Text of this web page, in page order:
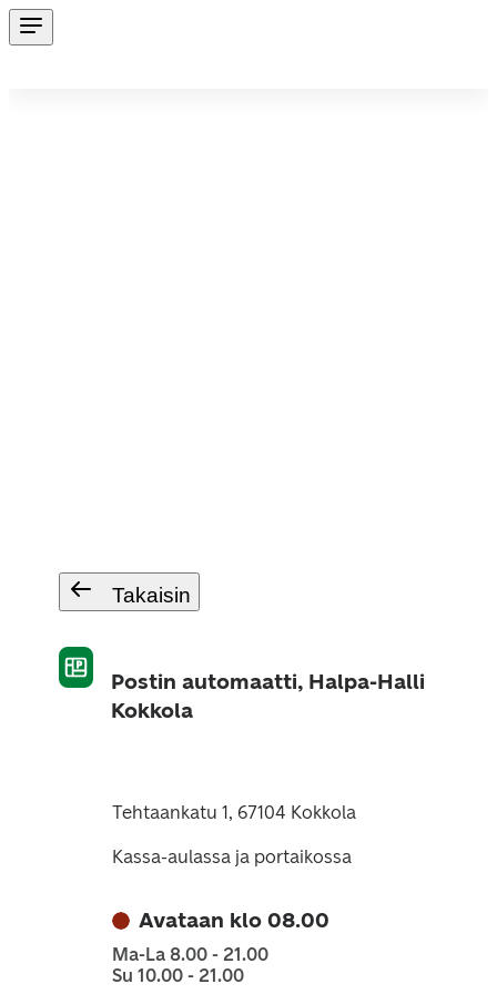
Takaisin
Postin automaatti, Halpa-Halli
Kokkola
Tehtaankatu 1, 67104 Kokkola
Kassa-aulassa ja portaikossa
Avataan klo 08.00
Ma-La 8.00 - 21.00
Su 10.00 - 21.00